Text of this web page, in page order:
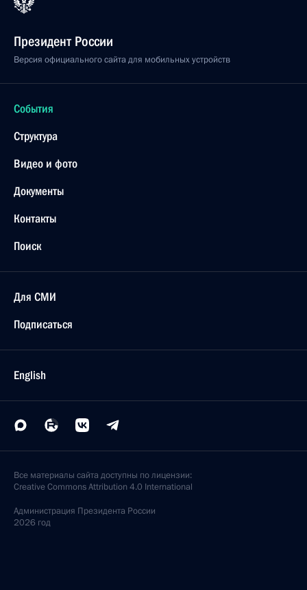
Президент России
Версия официального сайта для мобильных устройств
События
Структура
Видео и фото
Документы
Контакты
Поиск
Для СМИ
Подписаться
English
Все материалы сайта доступны по лицензии:
Creative Commons Attribution 4.0 International
Администрация Президента России
2026 год